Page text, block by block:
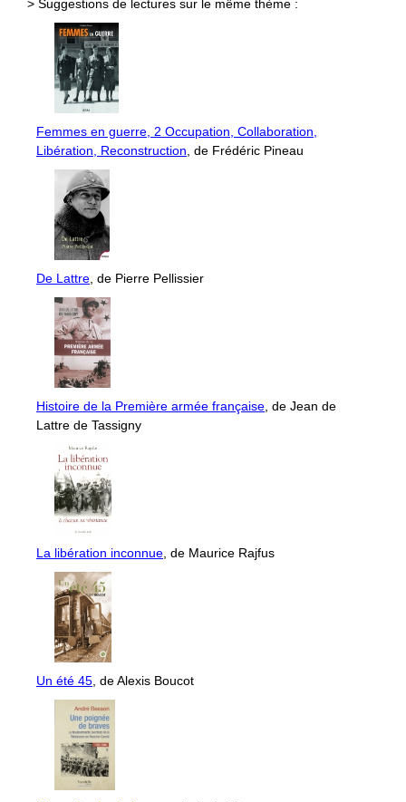
> Suggestions de lectures sur le même thème :
Femmes en guerre, 2 Occupation, Collaboration,
Libération, Reconstruction , de Frédéric Pineau
De Lattre , de Pierre Pellissier
Histoire de la Première armée française , de Jean de
Lattre de Tassigny
La libération inconnue , de Maurice Rajfus
Un été 45 , de Alexis Boucot